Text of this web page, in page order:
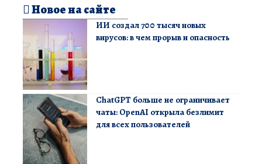
Новое на сайте
ИИ создал 700 тысяч новых
вирусов: в чем прорыв и опасность
ChatGPT больше не ограничивает
чаты: OpenAI открыла безлимит
для всех пользователей